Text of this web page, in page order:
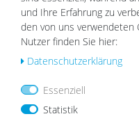
Wu
nsc
hlist
und Ihre Erfahrung zu
den von uns verwendeten
Nutzer finden Sie hier:
Daten­schutz­erklärung
Essenziell
Statistik